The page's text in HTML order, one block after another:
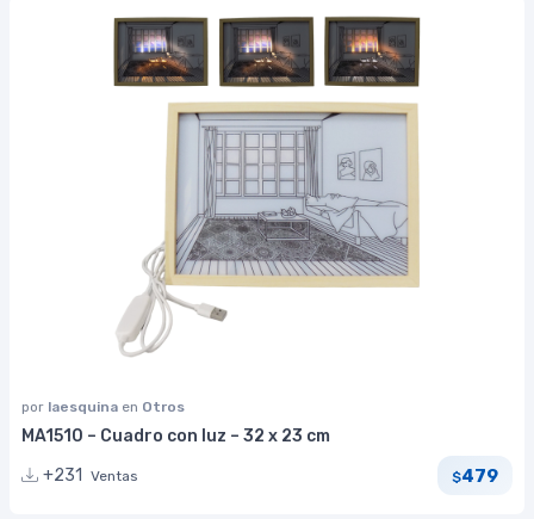
por laesquina en Otros
MA1510 – Cuadro con luz – 32 x 23 cm
+231
Ventas $479